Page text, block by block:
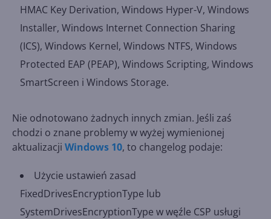
HMAC Key Derivation, Windows Hyper-V, Windows
Installer, Windows Internet Connection Sharing
(ICS), Windows Kernel, Windows NTFS, Windows
Protected EAP (PEAP), Windows Scripting, Windows
SmartScreen i Windows Storage.
Nie odnotowano żadnych innych zmian. Jeśli zaś
chodzi o znane problemy w wyżej wymienionej
aktualizacji Windows 10, to changelog podaje:
Użycie ustawień zasad
FixedDrivesEncryptionType lub
SystemDrivesEncryptionType w węźle CSP usługi